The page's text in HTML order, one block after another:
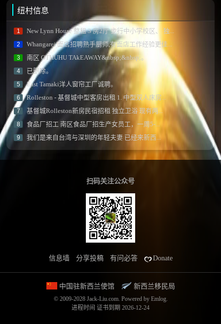
纽村信息
1 New Lynn House 整租 3 房2厅 步行中小学校区、 独...
2 Whangarei 面店招聘熟手厨师,有面店工作经验更佳...
3 南区 OTHUHU TAkEAWAY&nbsp;&nbsp;。
4 已删除。
5 East Tamaki洋人窗帘工厂诚聘。
6 Rolleston - 基督城中型客房出租 1. 中型双人床房...
7 基督城Rolleston新房民宿招租 独立卫浴 现有两...
8 食品厂招工 南区食品厂招生产女员工，一周5-...
9 我们是来自台湾与深圳的年轻夫妻 已经来新西...
扫码关注公众号
信息墙 分享投稿 有问必答 Donate
中国驻新西兰使馆 新西兰移民局
© 2009-2028 Jack-Liu.com. Powered by Emlog.
进程时间 证书到期 2026-12-24